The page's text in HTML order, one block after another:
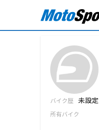
バイク歴 未設定
所有バイク